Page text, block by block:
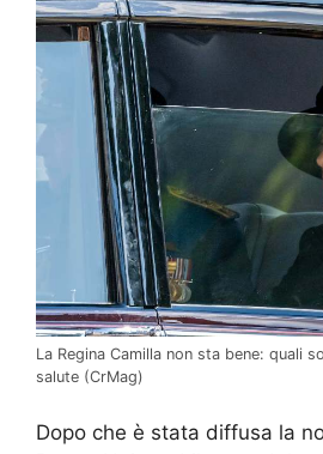
La Regina Camilla non sta bene: quali
salute (CrMag)
Dopo che è stata diffusa la